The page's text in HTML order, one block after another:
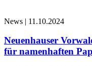
News | 11.10.2024
Neuenhauser
für namenhaften